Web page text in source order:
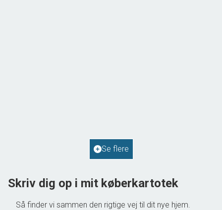
Se flere
Skriv dig op i mit køberkartotek
Så finder vi sammen den rigtige vej til dit nye hjem.